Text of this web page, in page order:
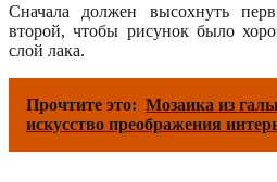
Сначала должен высохнуть
второй, чтобы рисунок было
слой лака.
Прочтите это: Мозаика из
искусство преображения